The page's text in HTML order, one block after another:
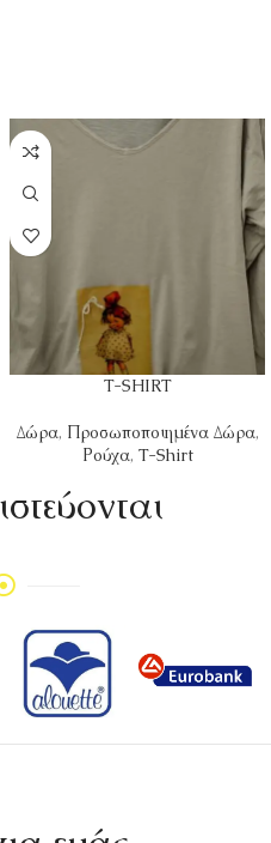
T-SHIRT
Δώρα, Προσωποποιημένα Δώρα,
Ρούχα, T-Shirt